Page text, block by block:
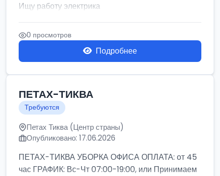
Ищу работу электрика
0 просмотров
Подробнее
ПЕТАХ-ТИКВА
Требуются
Петах Тиква (Центр страны)
Опубликовано: 17.06.2026
ПЕТАХ-ТИКВА УБОРКА ОФИСА ОПЛАТА: от 45
час ГРАФИК: Вс-Чт 07:00-19:00, или Принимаем